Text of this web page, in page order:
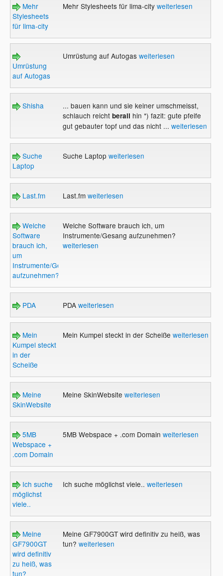
Mehr
Stylesheets
für lima-city
Mehr Stylesheets für lima-city weiterlesen
Umrüstung
auf Autogas
Umrüstung auf Autogas weiterlesen
Shisha
... bauen kann und sie keiner umschmeisst,
schlauch reicht berall hin *) fazit: gute pfeife
gut gebauter topf und das nicht ... weiterlesen
Suche
Laptop
Suche Laptop weiterlesen
Last.fm Last.fm weiterlesen
Welche
Software
brauch ich,
um
Instrumente/Gesang
aufzunehmen?
Welche Software brauch ich, um
Instrumente/Gesang aufzunehmen?
weiterlesen
PDA PDA weiterlesen
Mein
Kumpel steckt
in der
Scheiße
Mein Kumpel steckt in der Scheiße weiterlesen
Meine
SkinWebsite
Meine SkinWebsite weiterlesen
5MB
Webspace +
.com Domain
5MB Webspace + .com Domain weiterlesen
Ich suche
möglichst
viele..
Ich suche möglichst viele.. weiterlesen
Meine
GF7900GT
wird definitiv
zu heiß, was
tun?
Meine GF7900GT wird definitiv zu heiß, was
tun? weiterlesen